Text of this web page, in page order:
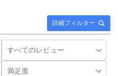
詳細フィルター